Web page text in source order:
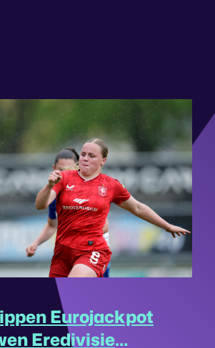
Eurojackpot
Eredivisie